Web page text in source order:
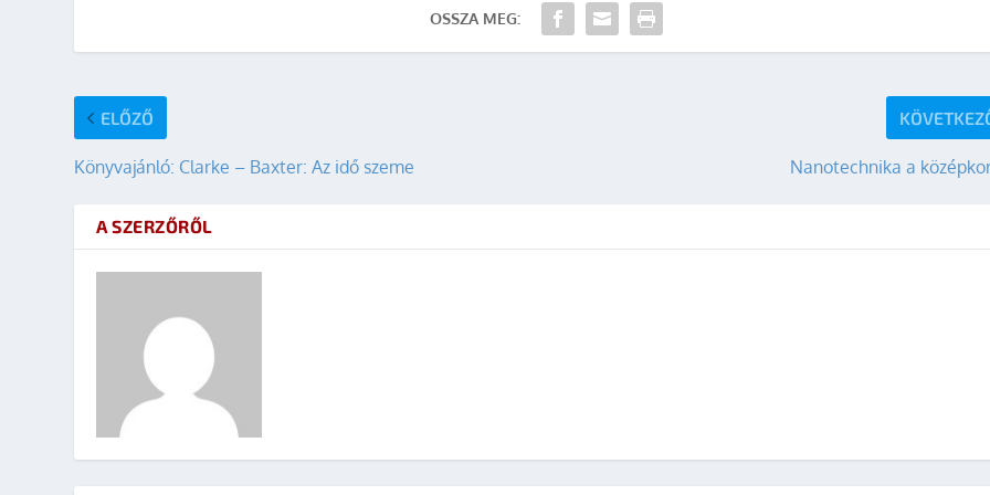
OSSZA MEG:
ELŐZŐ
Könyvajánló: Clarke – Baxter: Az idő szeme Nanotechnika a
A SZERZŐRŐL